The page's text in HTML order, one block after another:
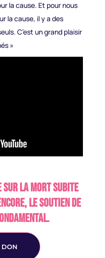
la cause. Et pour nous
la cause, il y a des
C’est un grand plaisir
»
sur la mort subite
le soutien de
DON